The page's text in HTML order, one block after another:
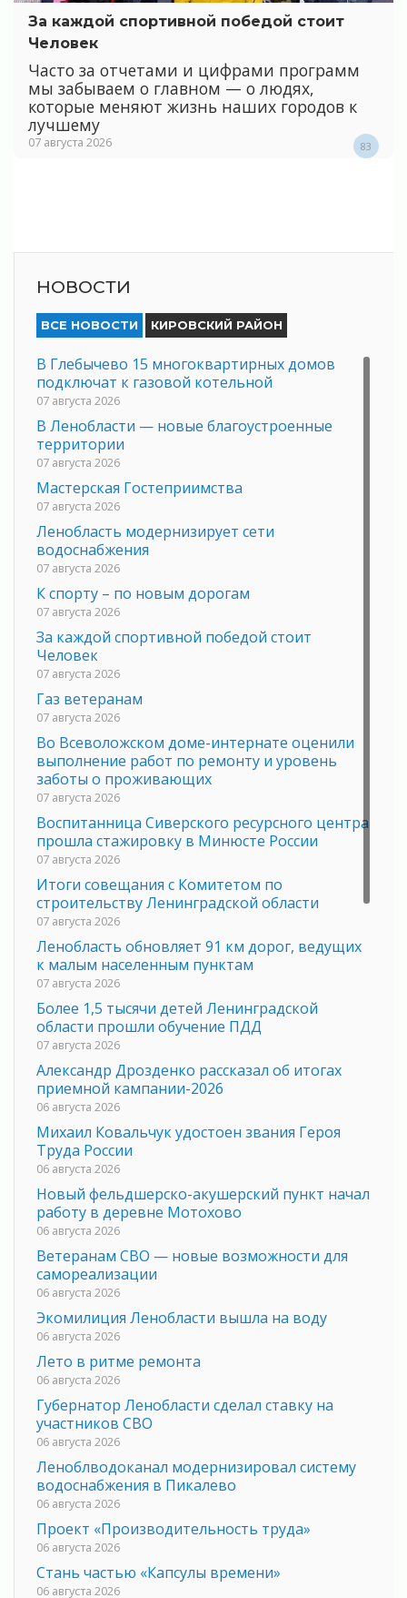
За каждой спортивной победой стоит
Человек
Часто за отчетами и цифрами программ
мы забываем о главном — о людях,
которые меняют жизнь наших городов к
лучшему
07 августа 2026 83
НОВОСТИ
ВСЕ НОВОСТИ КИРОВСКИЙ РАЙОН
В Глебычево 15 многоквартирных домов
подключат к газовой котельной
07 августа 2026
В Ленобласти — новые благоустроенные
территории
07 августа 2026
Мастерская Гостеприимства
07 августа 2026
Ленобласть модернизирует сети
водоснабжения
07 августа 2026
К спорту – по новым дорогам
07 августа 2026
За каждой спортивной победой стоит
Человек
07 августа 2026
Газ ветеранам
07 августа 2026
Во Всеволожском доме-интернате оценили
выполнение работ по ремонту и уровень
заботы о проживающих
07 августа 2026
Воспитанница Сиверского ресурсного центра
прошла стажировку в Минюсте России
07 августа 2026
Итоги совещания с Комитетом по
строительству Ленинградской области
07 августа 2026
Ленобласть обновляет 91 км дорог, ведущих
к малым населенным пунктам
07 августа 2026
Более 1,5 тысячи детей Ленинградской
области прошли обучение ПДД
07 августа 2026
Александр Дрозденко рассказал об итогах
приемной кампании-2026
06 августа 2026
Михаил Ковальчук удостоен звания Героя
Труда России
06 августа 2026
Новый фельдшерско-акушерский пункт начал
работу в деревне Мотохово
06 августа 2026
Ветеранам СВО — новые возможности для
самореализации
06 августа 2026
Экомилиция Ленобласти вышла на воду
06 августа 2026
Лето в ритме ремонта
06 августа 2026
Губернатор Ленобласти сделал ставку на
участников СВО
06 августа 2026
Леноблводоканал модернизировал систему
водоснабжения в Пикалево
06 августа 2026
Проект «Производительность труда»
06 августа 2026
Стань частью «Капсулы времени»
06 августа 2026